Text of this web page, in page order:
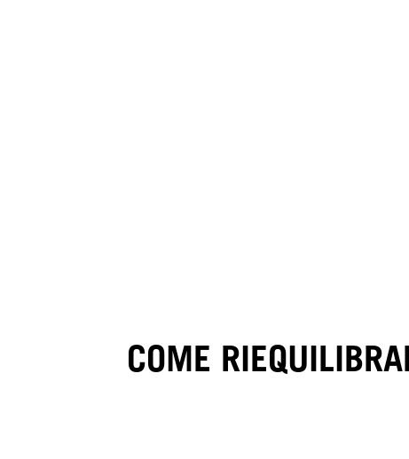
COME